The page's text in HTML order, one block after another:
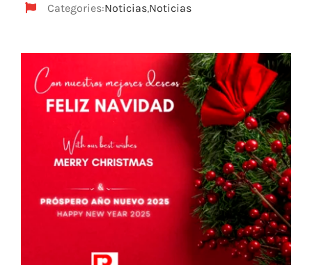
Categories:Noticias,Noticias